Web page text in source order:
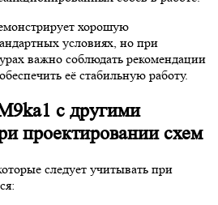
хорошую
условиях, но при
важно соблюдать рекомендации
её стабильную работу.
с другими
проектировании схем
следует учитывать при